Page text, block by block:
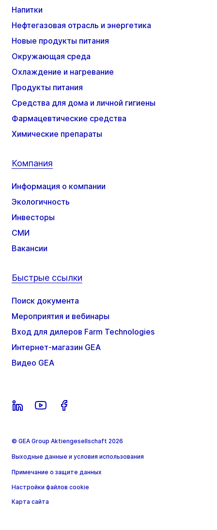
Напитки
Нефтегазовая отрасль и энергетика
Новые продукты питания
Окружающая среда
Охлаждение и нагревание
Продукты питания
Средства для дома и личной гигиены
Фармацевтические средства
Химические препараты
Компания
Информация о компании
Экологичность
Инвесторы
СМИ
Вакансии
Быстрые ссылки
Поиск документа
Мероприятия и вебинары
Вход для дилеров Farm Technologies
Интернет-магазин GEA
Видео GEA
© GEA Group Aktiengesellschaft 2026
Выходные данные и условия использования
Примечание о защите данных
Настройки файлов cookie
Карта сайта